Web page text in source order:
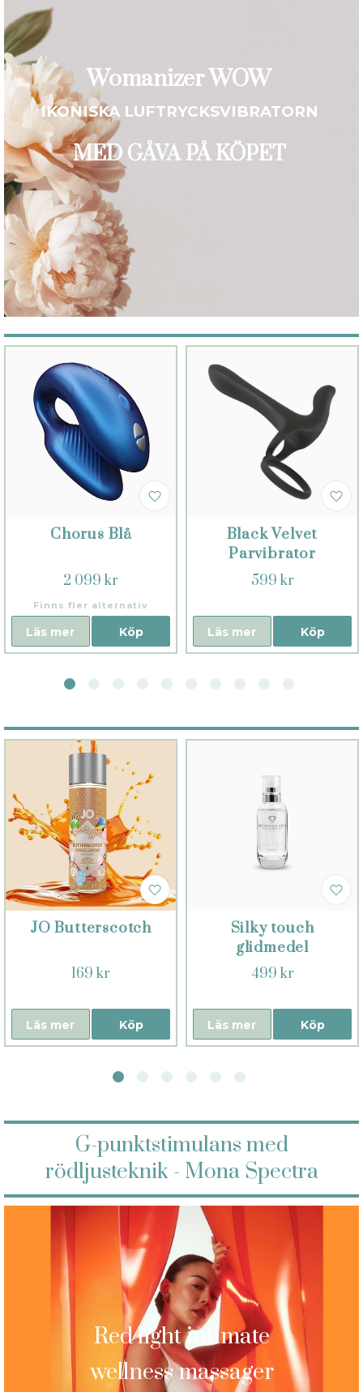
Womanizer WOW
IKONISKA LUFTRYCKSVIBRATORN
MED GÅVA PÅ KÖPET
Chorus Blå
2 099 kr
Finns fler alternativ
Köp
Läs mer
Black Velvet
Parvibrator
599 kr
Köp
Läs mer
JO Butterscotch
169 kr
Köp
Läs mer
Silky touch
glidmedel
499 kr
Köp
Läs mer
G-punktstimulans med
rödljusteknik - Mona Spectra
Red light intimate
wellness massager